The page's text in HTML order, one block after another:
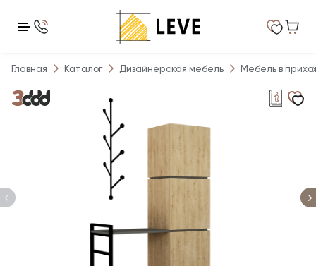
Главная Каталог Дизайнерская мебель Мебель в